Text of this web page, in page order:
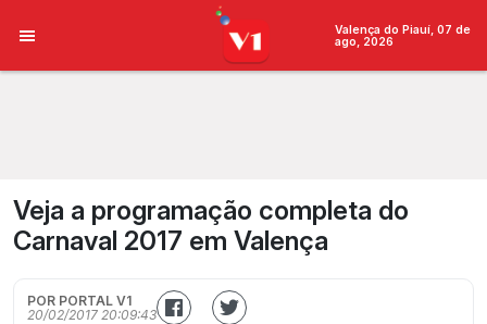
Valença do Piauí, 07 de
ago, 2026
Veja a programação completa do
Carnaval 2017 em Valença
POR PORTAL V1
20/02/2017 20:09:43